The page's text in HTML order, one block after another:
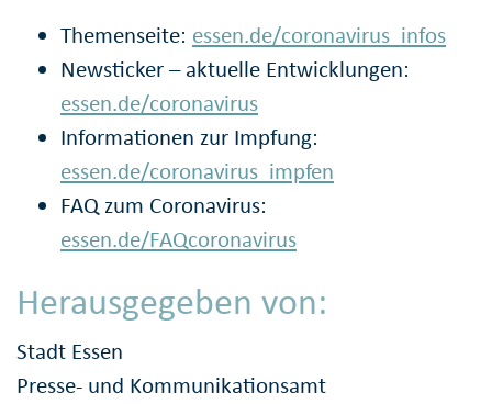
Themenseite: essen.de/coronavirus_infos
Newsticker – aktuelle Entwicklungen:
essen.de/coronavirus
Informationen zur Impfung:
essen.de/coronavirus_impfen
FAQ zum Coronavirus:
essen.de/FAQcoronavirus
Herausgegeben von:
Stadt Essen
Presse- und Kommunikationsamt